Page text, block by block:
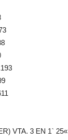
VTA. 3 EN 1`